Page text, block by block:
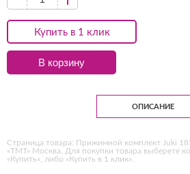
Купить в 1 клик
В корзину
ОПИСАНИЕ
Страница товара: Прижимной комплект Juki
«ТМТ» Москва. Для покупки товара выберете
«Купить», либо «Купить в 1 клик».